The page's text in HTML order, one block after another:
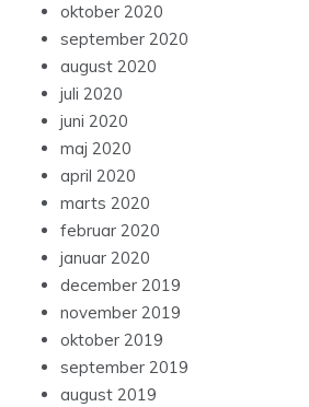
oktober 2020
september 2020
august 2020
juli 2020
juni 2020
maj 2020
april 2020
marts 2020
februar 2020
januar 2020
december 2019
november 2019
oktober 2019
september 2019
august 2019